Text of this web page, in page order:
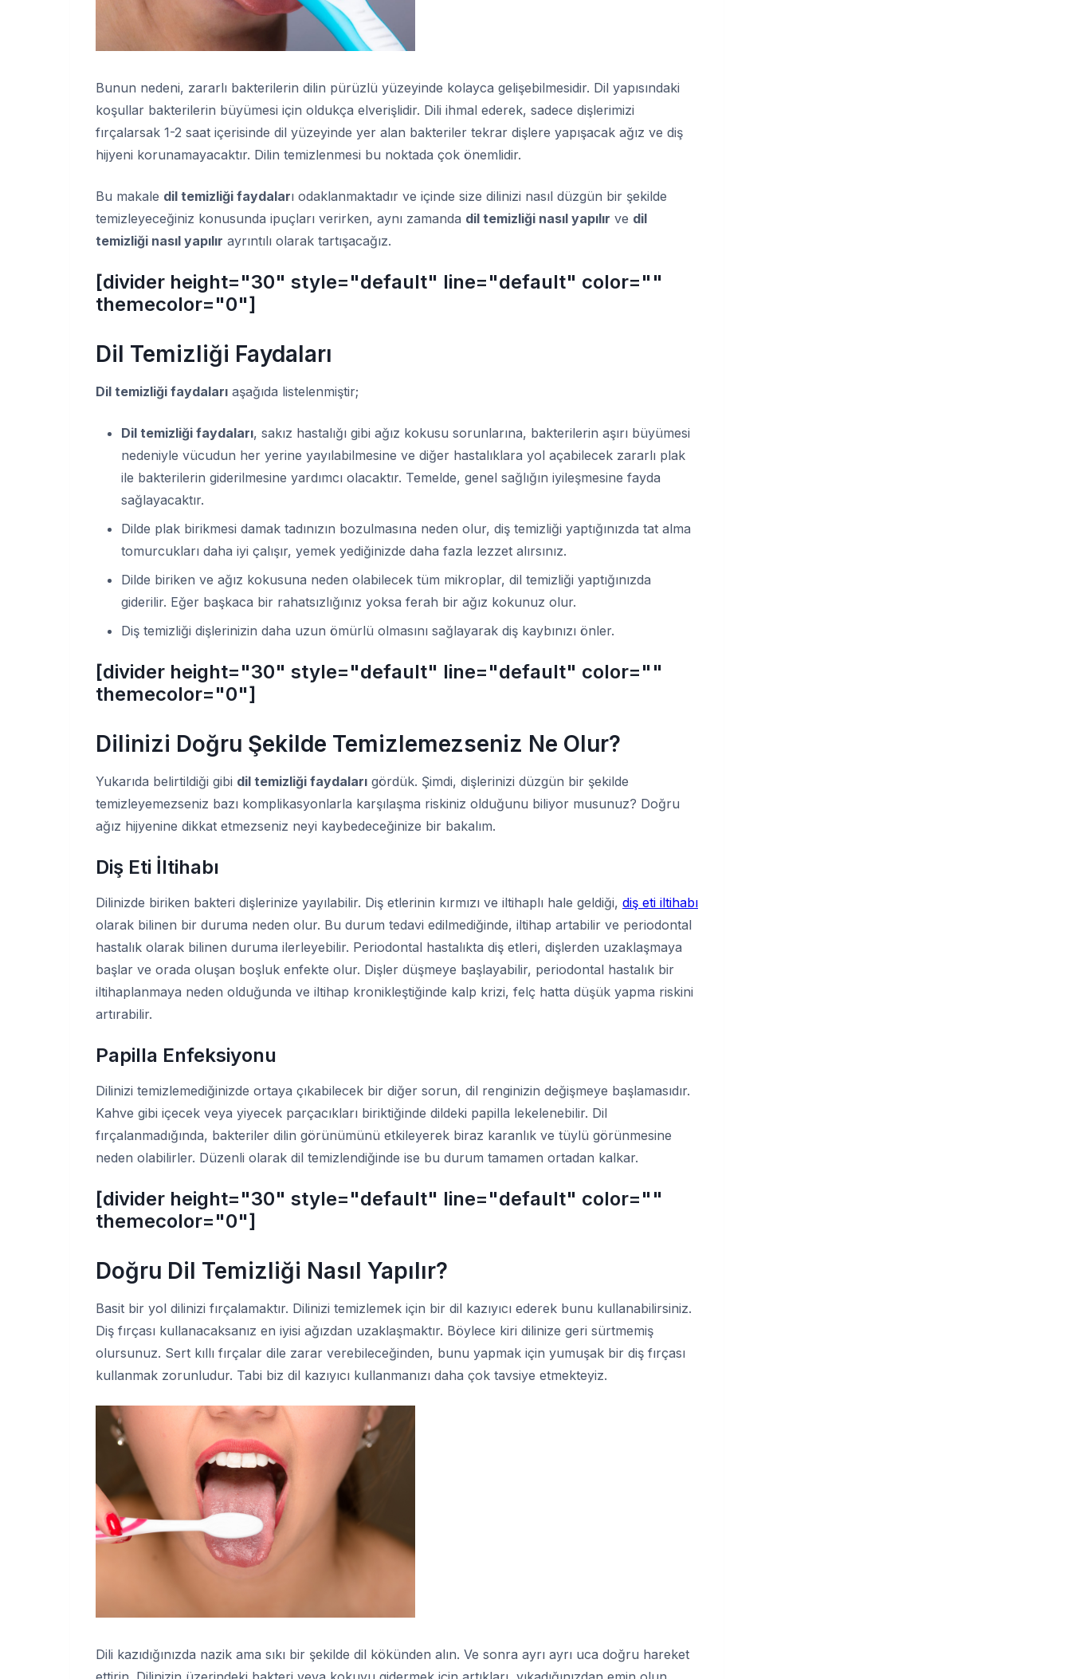
Bunun nedeni, zararlı bakterilerin dilin pürüzlü yüzeyinde kolayca gelişebilmesidir. Dil yapısındaki
koşullar bakterilerin büyümesi için oldukça elverişlidir. Dili ihmal ederek, sadece dişlerimizi
fırçalarsak 1-2 saat içerisinde dil yüzeyinde yer alan bakteriler tekrar dişlere yapışacak ağız ve diş
hijyeni korunamayacaktır. Dilin temizlenmesi bu noktada çok önemlidir.
Bu makale dil temizliği faydaları odaklanmaktadır ve içinde size dilinizi nasıl düzgün bir şekilde
temizleyeceğiniz konusunda ipuçları verirken, aynı zamanda dil temizliği nasıl yapılır ve dil
temizliği nasıl yapılır ayrıntılı olarak tartışacağız.
[divider height="30" style="default" line="default" color=""
themecolor="0"]
Dil Temizliği Faydaları
Dil temizliği faydaları aşağıda listelenmiştir;
Dil temizliği faydaları, sakız hastalığı gibi ağız kokusu sorunlarına, bakterilerin aşırı büyümesi
nedeniyle vücudun her yerine yayılabilmesine ve diğer hastalıklara yol açabilecek zararlı plak
ile bakterilerin giderilmesine yardımcı olacaktır. Temelde, genel sağlığın iyileşmesine fayda
sağlayacaktır.
Dilde plak birikmesi damak tadınızın bozulmasına neden olur, diş temizliği yaptığınızda tat alma
tomurcukları daha iyi çalışır, yemek yediğinizde daha fazla lezzet alırsınız.
Dilde biriken ve ağız kokusuna neden olabilecek tüm mikroplar, dil temizliği yaptığınızda
giderilir. Eğer başkaca bir rahatsızlığınız yoksa ferah bir ağız kokunuz olur.
Diş temizliği dişlerinizin daha uzun ömürlü olmasını sağlayarak diş kaybınızı önler.
[divider height="30" style="default" line="default" color=""
themecolor="0"]
Dilinizi Doğru Şekilde Temizlemezseniz Ne Olur?
Yukarıda belirtildiği gibi dil temizliği faydaları gördük. Şimdi, dişlerinizi düzgün bir şekilde
temizleyemezseniz bazı komplikasyonlarla karşılaşma riskiniz olduğunu biliyor musunuz? Doğru
ağız hijyenine dikkat etmezseniz neyi kaybedeceğinize bir bakalım.
Diş Eti İltihabı
Dilinizde biriken bakteri dişlerinize yayılabilir. Diş etlerinin kırmızı ve iltihaplı hale geldiği, diş eti iltihabı
olarak bilinen bir duruma neden olur. Bu durum tedavi edilmediğinde, iltihap artabilir ve periodontal
hastalık olarak bilinen duruma ilerleyebilir. Periodontal hastalıkta diş etleri, dişlerden uzaklaşmaya
başlar ve orada oluşan boşluk enfekte olur. Dişler düşmeye başlayabilir, periodontal hastalık bir
iltihaplanmaya neden olduğunda ve iltihap kronikleştiğinde kalp krizi, felç hatta düşük yapma riskini
artırabilir.
Papilla Enfeksiyonu
Dilinizi temizlemediğinizde ortaya çıkabilecek bir diğer sorun, dil renginizin değişmeye başlamasıdır.
Kahve gibi içecek veya yiyecek parçacıkları biriktiğinde dildeki papilla lekelenebilir. Dil
fırçalanmadığında, bakteriler dilin görünümünü etkileyerek biraz karanlık ve tüylü görünmesine
neden olabilirler. Düzenli olarak dil temizlendiğinde ise bu durum tamamen ortadan kalkar.
[divider height="30" style="default" line="default" color=""
themecolor="0"]
Doğru Dil Temizliği Nasıl Yapılır?
Basit bir yol dilinizi fırçalamaktır. Dilinizi temizlemek için bir dil kazıyıcı ederek bunu kullanabilirsiniz.
Diş fırçası kullanacaksanız en iyisi ağızdan uzaklaşmaktır. Böylece kiri dilinize geri sürtmemiş
olursunuz. Sert kıllı fırçalar dile zarar verebileceğinden, bunu yapmak için yumuşak bir diş fırçası
kullanmak zorunludur. Tabi biz dil kazıyıcı kullanmanızı daha çok tavsiye etmekteyiz.
Dili kazıdığınızda nazik ama sıkı bir şekilde dil kökünden alın. Ve sonra ayrı ayrı uca doğru hareket